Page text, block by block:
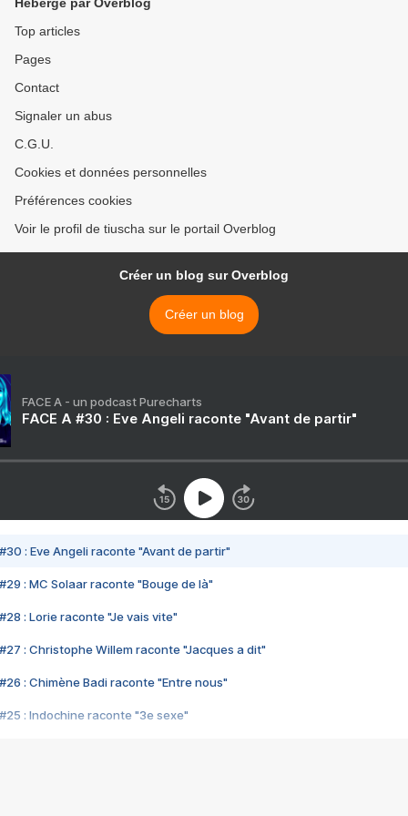
Top articles
Pages
Contact
Signaler un abus
C.G.U.
Cookies et données personnelles
Préférences cookies
Voir le profil de tiuscha sur le portail Overblog
Créer un blog sur Overblog
Créer un blog
FACE A - un podcast Purecharts
FACE A #30 : Eve Angeli raconte "Avant de partir"
#30 : Eve Angeli raconte "Avant de partir"
#29 : MC Solaar raconte "Bouge de là"
#28 : Lorie raconte "Je vais vite"
#27 : Christophe Willem raconte "Jacques a dit"
#26 : Chimène Badi raconte "Entre nous"
#25 : Indochine raconte "3e sexe"